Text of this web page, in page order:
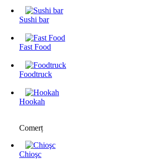
Sushi bar
Fast Food
Foodtruck
Hookah
Comerț
Chioşc